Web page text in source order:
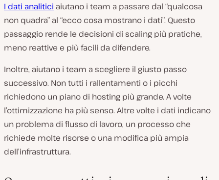
I dati analitici aiutano i team a passare dal “qualcosa
non quadra” al “ecco cosa mostrano i dati”. Questo
passaggio rende le decisioni di scaling più pratiche,
meno reattive e più facili da difendere.
Inoltre, aiutano i team a scegliere il giusto passo
successivo. Non tutti i rallentamenti o i picchi
richiedono un piano di hosting più grande. A volte
l’ottimizzazione ha più senso. Altre volte i dati indicano
un problema di flusso di lavoro, un processo che
richiede molte risorse o una modifica più ampia
dell’infrastruttura.